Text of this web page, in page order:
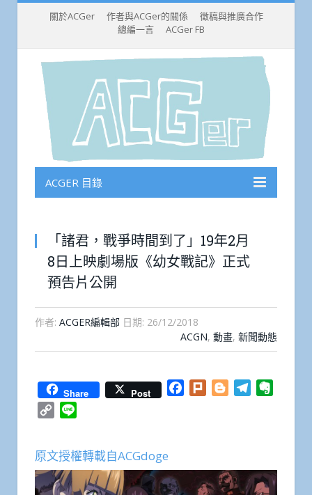
關於ACGer 作者與ACGer的關係
徵稿與推廣合作
總編一言
ACGer FB
ACGER 目錄
「諸君，戰爭時間到了」19年2月
8日上映劇場版《幼女戰記》正式
預告片公開
作者: ACGER編輯部 日期: 26/12/2018
ACGN, 動畫, 新聞動態
Share Post Facebook
Plurk BloggerTelegram
Copy
原文授權轉載自ACGdoge